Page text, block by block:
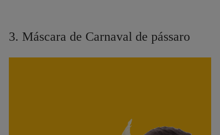
3. Máscara de Carnaval de pássaro